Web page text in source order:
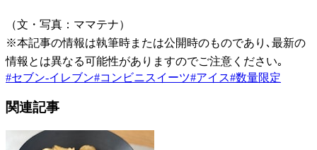
（文・写真：ママテナ）
※本記事の情報は執筆時または公開時のものであり､最新の
情報とは異なる可能性がありますのでご注意ください｡
#セブン-イレブン#コンビニスイーツ#アイス#数量限定
関連記事